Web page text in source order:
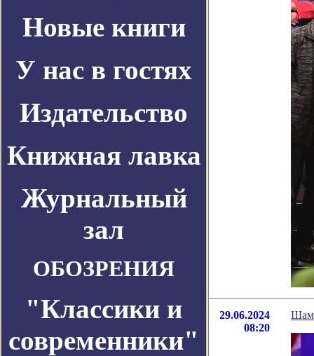
Новые книги
У нас в гостях
Издательство
Книжная лавка
Журнальный
зал
ОБОЗРЕНИЯ
"Классики и
современники"
29.06.2024
08:20